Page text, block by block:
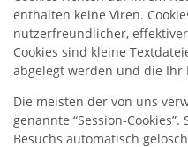
enthalten keine Viren.
nutzerfreundlicher,
Cookies sind kleine
abgelegt werden und die Ihr
Die meisten der von uns
genannte “Session-
Besuchs automatisch